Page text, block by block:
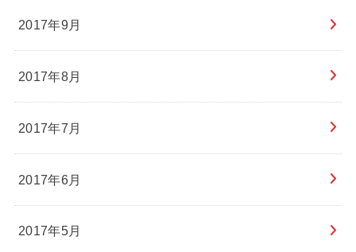
2017年9月
2017年8月
2017年7月
2017年6月
2017年5月